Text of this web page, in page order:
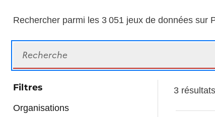
Rechercher parmi les 3 051 jeux de données sur
Filtres
Organisations
3 résultats